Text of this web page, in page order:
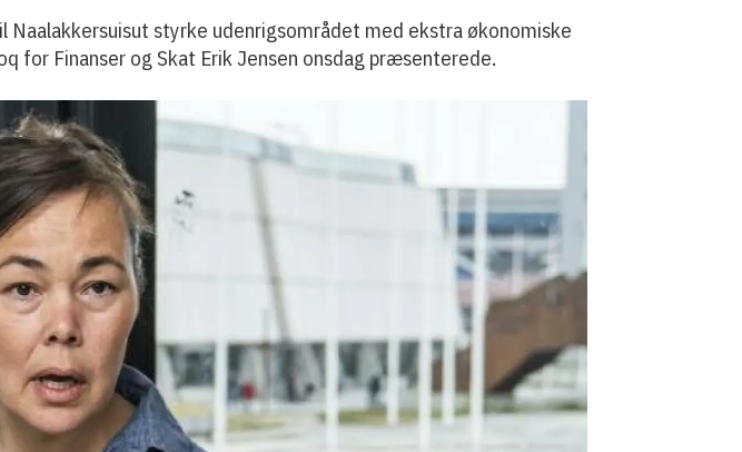
Naalakkersuisut styrke udenrigsområdet med ekstra økonomiske
for Finanser og Skat Erik Jensen onsdag præsenterede.